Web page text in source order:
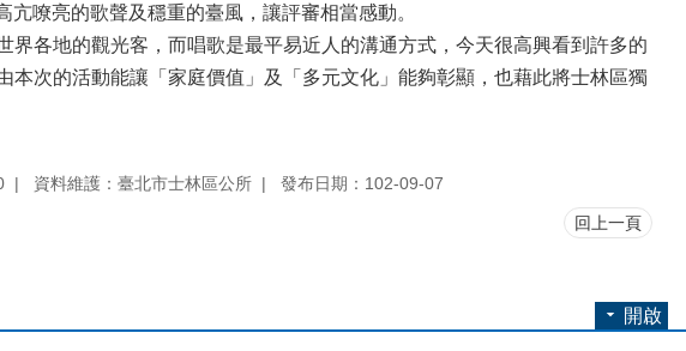
亢嘹亮的歌聲及穩重的臺風，讓評審相當感動。
各地的觀光客，而唱歌是最平易近人的溝通方式，今天很高興看到許多的
次的活動能讓「家庭價值」及「多元文化」能夠彰顯，也藉此將士林區獨
資料維護：臺北市士林區公所 發布日期：102-09-07
回上一頁
開啟